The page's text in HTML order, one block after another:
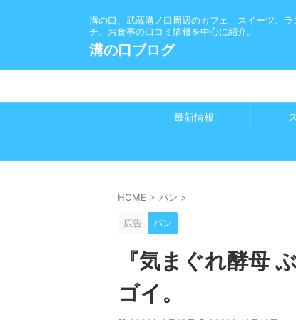
溝の口、武蔵溝ノ口周辺のカフェ、スイーツ、ラ
チ、お食事の口コミ情報を中心に紹介。
溝の口ブログ
最新情報
HOME > パン >
広告 パン
『気まぐれ酵母
ゴイ。